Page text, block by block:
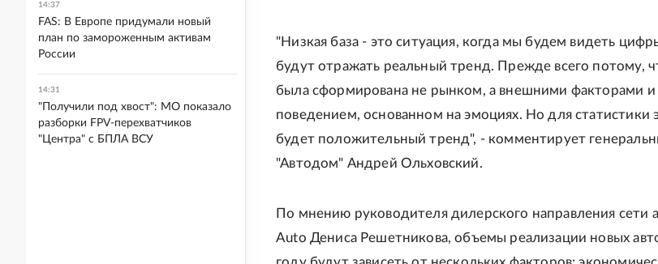
"Низкая база - это ситуация, когда мы будем видеть
будут отражать реальный тренд. Прежде всего потому,
была сформирована не рынком, а внешними факторами и
поведением, основанном на эмоциях. Но для статистики
будет положительный тренд", - комментирует
"Автодом" Андрей Ольховский.
По мнению руководителя дилерского направления сети
Auto Дениса Решетникова, объемы реализации новых
14:37
FAS: В Европе придумали новый
план по замороженным активам
России
14:31
"Получили под хвост": МО показало
разборки FPV-перехватчиков
"Центра" с БПЛА ВСУ